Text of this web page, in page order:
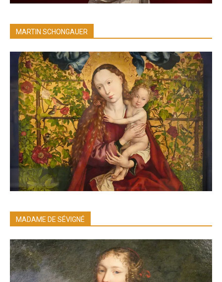
MARTIN SCHONGAUER
MADAME DE SÉVIGNÉ